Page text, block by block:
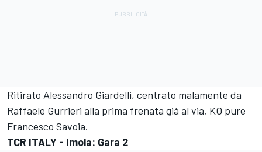
Ritirato Alessandro Giardelli, centrato malamente da
Raffaele Gurrieri alla prima frenata già al via, KO pure
Francesco Savoia.
TCR ITALY - Imola: Gara 2